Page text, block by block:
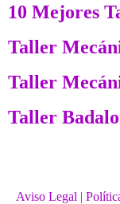
10 Mejores
Taller
Taller
Taller
Aviso Legal |